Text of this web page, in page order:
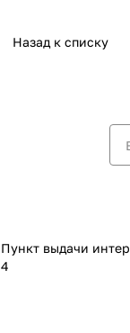
Назад к списку
выдачи